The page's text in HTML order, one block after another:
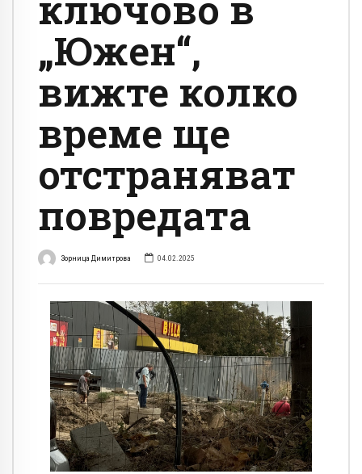
„Южен“,
вижте колко
време ще
отстраняват
повредата
Зорница Димитрова 04.02.2025